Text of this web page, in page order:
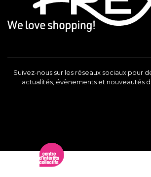
Suivez-nous sur les réseaux sociaux pour
actualités, évènements et nouveautés